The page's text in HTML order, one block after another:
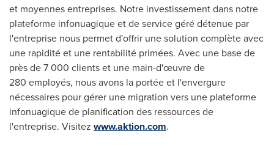
et moyennes entreprises. Notre investissement dans notre
plateforme infonuagique et de service géré détenue par
l'entreprise nous permet d'offrir une solution complète avec
une rapidité et une rentabilité primées. Avec une base de
près de 7 000 clients et une main-d'œuvre de
280 employés, nous avons la portée et l'envergure
nécessaires pour gérer une migration vers une plateforme
infonuagique de planification des ressources de
l'entreprise. Visitez www.aktion.com.